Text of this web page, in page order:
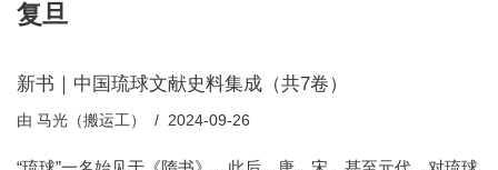
复旦
新书｜中国琉球文献史料集成（共7卷）
由 马光（搬运工） 2024-09-26